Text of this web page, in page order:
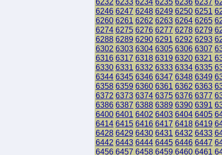
6246 6247 6248 6249 6250 6251
6260 6261 6262 6263 6264 6265
6274 6275 6276 6277 6278 6279
6288 6289 6290 6291 6292 6293
6302 6303 6304 6305 6306 6307
6316 6317 6318 6319 6320 6321
6330 6331 6332 6333 6334 6335
6344 6345 6346 6347 6348 6349
6358 6359 6360 6361 6362 6363
6372 6373 6374 6375 6376 6377
6386 6387 6388 6389 6390 6391
6400 6401 6402 6403 6404 6405
6414 6415 6416 6417 6418 6419
6428 6429 6430 6431 6432 6433
6442 6443 6444 6445 6446 6447
6456 6457 6458 6459 6460 6461